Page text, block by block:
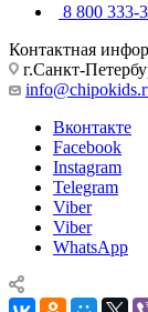
8 800 333-
Контактная
г.Санкт-
Вконтакте
Facebook
Instagram
Telegram
Viber
Viber
WhatsApp